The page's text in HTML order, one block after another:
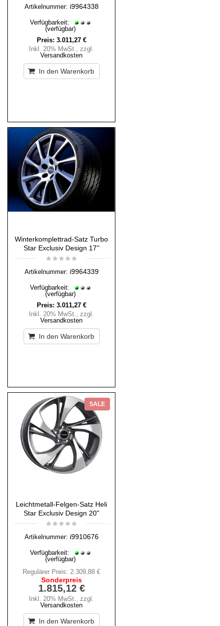
Artikelnummer: i9964338
Verfügbarkeit:
(verfügbar)
Preis: 3.011,27 €
Inkl. 20% MwSt., zzgl.
Versandkosten
In den Warenkorb
Winterkomplettrad-Satz Turbo
Star Exclusiv Design 17''
Artikelnummer: i9964339
Verfügbarkeit:
(verfügbar)
Preis: 3.011,27 €
Inkl. 20% MwSt., zzgl.
Versandkosten
In den Warenkorb
SALE
Leichtmetall-Felgen-Satz Heli
Star Exclusiv Design 20"
Artikelnummer: i9910676
Verfügbarkeit:
(verfügbar)
Regulärer Preis: 2.309,88 €
Sonderpreis
1.815,12 €
Inkl. 20% MwSt., zzgl.
Versandkosten
In den Warenkorb